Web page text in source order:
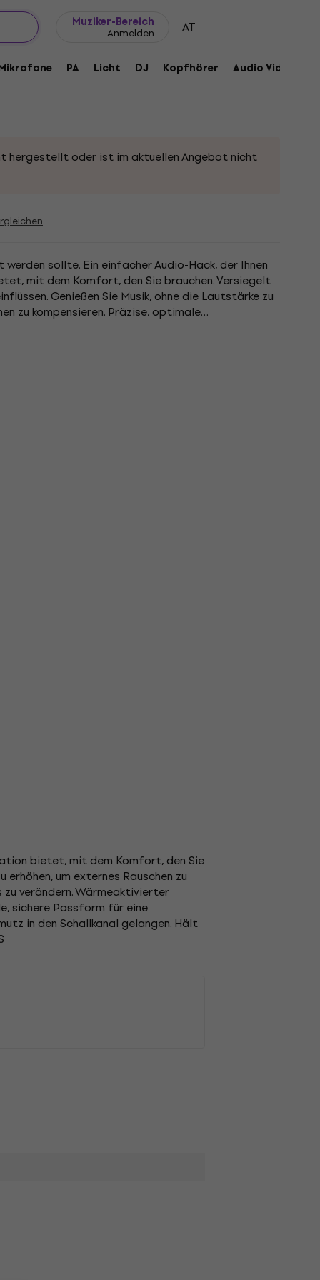
Muziker-Bereich
Anmelden AT
PA Licht DJ Kopfhörer Audio Video
Kopfhörer Schwarz
hergestellt oder ist im aktuellen Angebot nicht
sollte. Ein einfacher Audio-Hack, der Ihnen
mit dem Komfort, den Sie brauchen. Versiegelt
Genießen Sie Musik, ohne die Lautstärke zu
zu kompensieren. Präzise, ​​optimale
bietet, mit dem Komfort, den Sie
um externes Rauschen zu
zu verändern. Wärmeaktivierter
sichere Passform für eine
in den Schallkanal gelangen. Hält